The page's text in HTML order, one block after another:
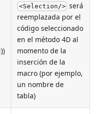
))
<Selection/> será
reemplazada por el
código seleccionado
en el método 4D al
momento de la
inserción de la
macro (por ejemplo,
un nombre de
tabla)